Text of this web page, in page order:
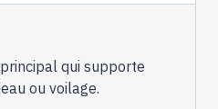
MÉTALLISÉE
75
qui supporte
ou voilage.